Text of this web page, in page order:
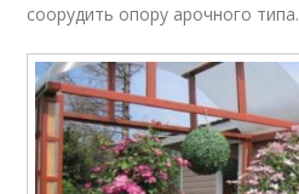
соорудить опору арочного типа.